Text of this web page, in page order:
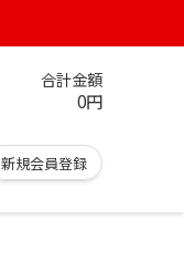
合計金額
0円
新規会員登録